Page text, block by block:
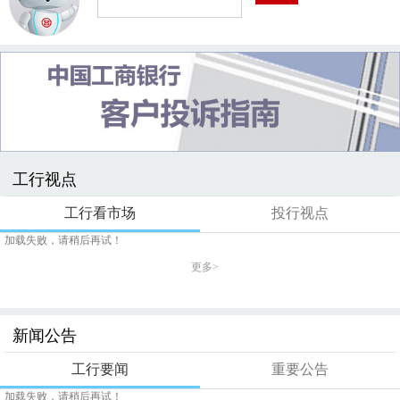
工行视点
工行看市场 投行视点
加载失败，请稍后再试！
更多>
新闻公告
工行要闻 重要公告
加载失败，请稍后再试！